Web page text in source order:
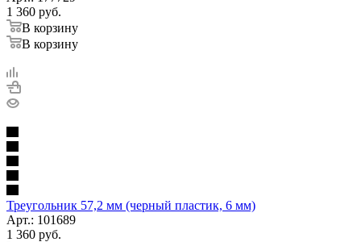
1 360 руб.
В корзину
В корзину
Треугольник 57,2 мм (черный пластик, 6 мм)
Арт.: 101689
1 360 руб.